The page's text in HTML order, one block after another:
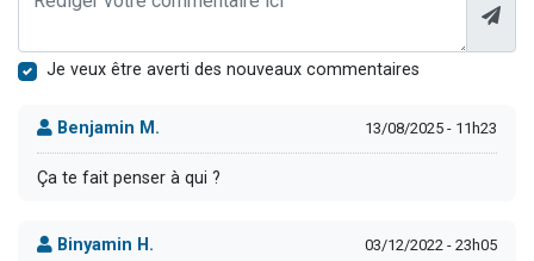
Je veux être averti des nouveaux commentaires
Benjamin M. 13/08/2025 - 11h23
Ça te fait penser à qui ?
Binyamin H. 03/12/2022 - 23h05